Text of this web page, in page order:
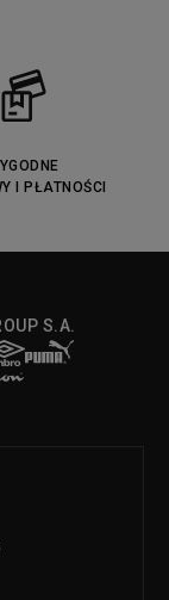
I PŁATNOŚCI
S.A.